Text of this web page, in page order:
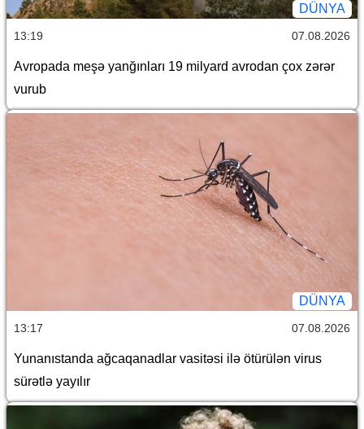
DÜNYA
13:19 07.08.2026
Avropada meşə yanğınları 19 milyard avrodan çox zərər
vurub
DÜNYA
13:17 07.08.2026
Yunanıstanda ağcaqanadlar vasitəsi ilə ötürülən virus
sürətlə yayılır